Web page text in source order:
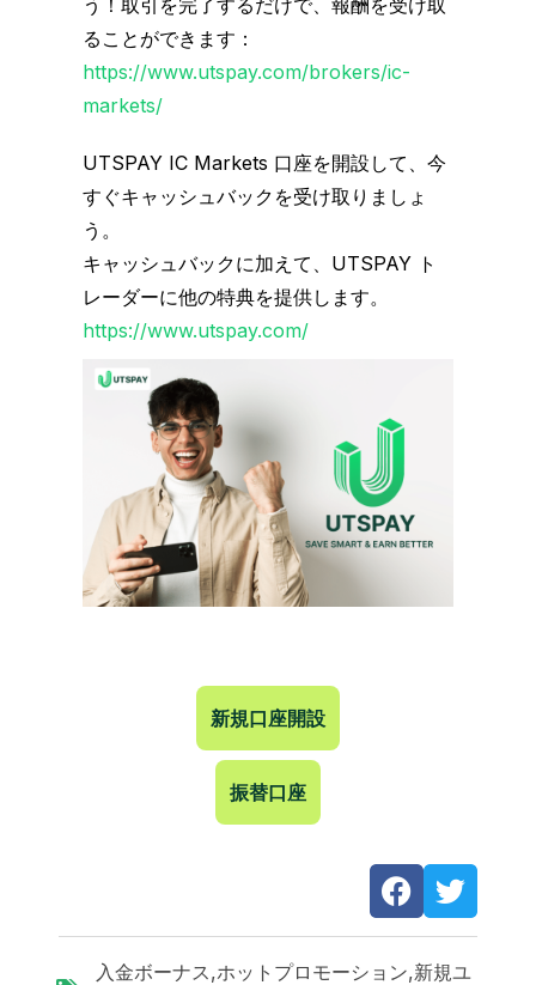
ることができます：
https://www.utspay.com/brokers/ic-
markets/
UTSPAY IC Markets 口座を開設して、今
すぐキャッシュバックを受け取りましょ
う。
キャッシュバックに加えて、UTSPAY ト
レーダーに他の特典を提供します。
https://www.utspay.com/
新規口座開設
振替口座
入金ボーナス ,ホットプロモーション,新規ユ